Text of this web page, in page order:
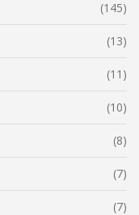
(145)
(13)
(11)
(10)
(8)
(7)
(7)